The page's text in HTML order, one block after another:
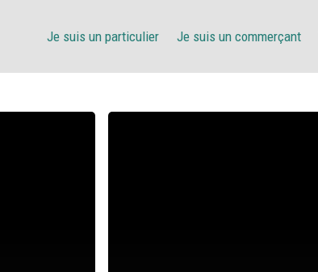
Je suis un particulier Je suis un commerçant